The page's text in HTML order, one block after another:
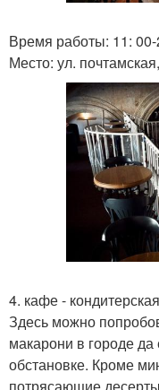
Время работы: 11: 00-
Место: ул.
4. кафе -
Здесь можно
макарони в городе
обстановке. Кроме